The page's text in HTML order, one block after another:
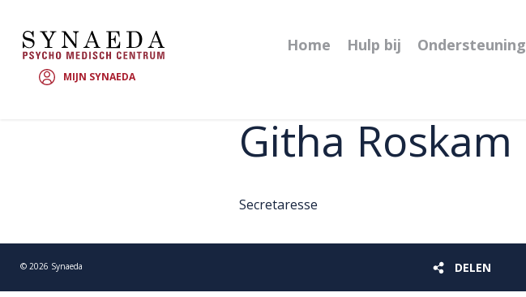
MIJN SYNAEDA
Home Hulp bij Ondersteuning
Githa Roskam
Secretaresse
© 2026 Synaeda DELEN